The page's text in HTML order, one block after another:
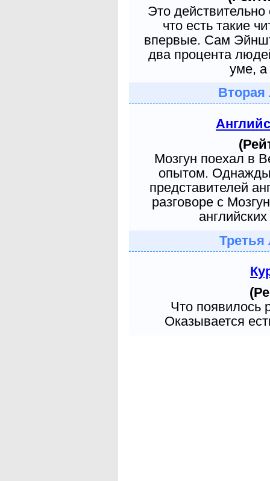
Это
что есть такие
впервые. Сам
два процента
уме, а
Вторая
Мозгун поехал в
опытом. Однажды
представителей
разговоре с
Третья
Что появилось
Оказывается